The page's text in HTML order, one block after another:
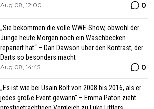
Aug 08, 12:00 0
„Sie bekommen die volle WWE-Show, obwohl der
Junge heute Morgen noch ein Waschbecken
repariert hat“ – Dan Dawson über den Kontrast, der
Darts so besonders macht
Aug 08, 14:45 0
„Es ist wie bei Usain Bolt von 2008 bis 2016, als er
jedes große Event gewann" – Emma Paton zieht
prestigeträchtigen Vergleich zu Luke Littlers